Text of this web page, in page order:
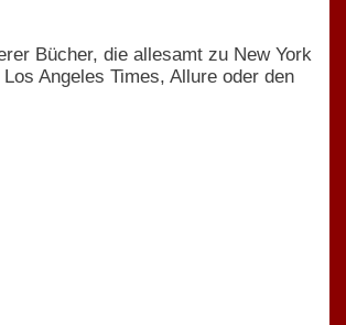
Bücher, die allesamt zu New York
Angeles Times, Allure oder den